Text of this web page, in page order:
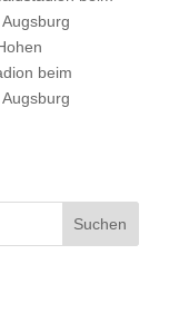
beim
Suchen